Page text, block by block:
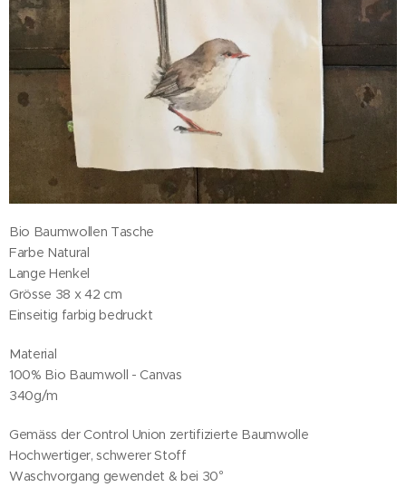
Bio Baumwollen Tasche
Farbe Natural
Lange Henkel
Grösse 38 x 42 cm
Einseitig farbig bedruckt
Material
100% Bio Baumwoll - Canvas
340g/m
Gemäss der Control Union zertifizierte Baumwolle
Hochwertiger, schwerer Stoff
Waschvorgang gewendet & bei 30°